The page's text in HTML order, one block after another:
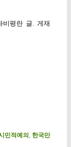
평란 글. 게재
민적예의, 한국만